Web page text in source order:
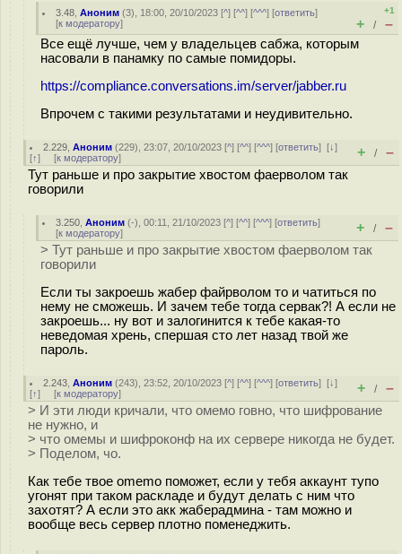
3.48 ,Аноним (3), 18:00, 20/10/2023 [^] [^^] [^^^] [ответить]
[к модератору]
+1
+ / –
Все ещё лучше, чем у владельцев сабжа, которым
насовали в панамку по самые помидоры.
https://compliance.conversations.im/server/jabber.ru
Впрочем с такими результатами и неудивительно.
2.229 ,Аноним (229), 23:07, 20/10/2023 [^] [^^] [^^^] [ответить][↓]
[↑] [к модератору] + / –
Тут раньше и про закрытие хвостом фаерволом так
говорили
3.250 ,Аноним (-), 00:11, 21/10/2023 [^] [^^] [^^^] [ответить]
[к модератору] + / –
> Тут раньше и про закрытие хвостом фаерволом так
говорили
Если ты закроешь жабер файрволом то и чатиться по
нему не сможешь. И зачем тебе тогда сервак?! А если не
закроешь... ну вот и залогинится к тебе какая-то
неведомая хрень, спершая сто лет назад твой же
пароль.
2.243 ,Аноним (243), 23:52, 20/10/2023 [^] [^^] [^^^] [ответить][↓]
[↑] [к модератору] + / –
> И эти люди кричали, что омемо говно, что шифрование
не нужно, и
> что омемы и шифроконф на их сервере никогда не будет.
> Поделом, чо.
Как тебе твое omemo поможет, если у тебя аккаунт тупо
угонят при таком раскладе и будут делать с ним что
захотят? А если это акк жаберадмина - там можно и
вообще весь сервер плотно поменеджить.